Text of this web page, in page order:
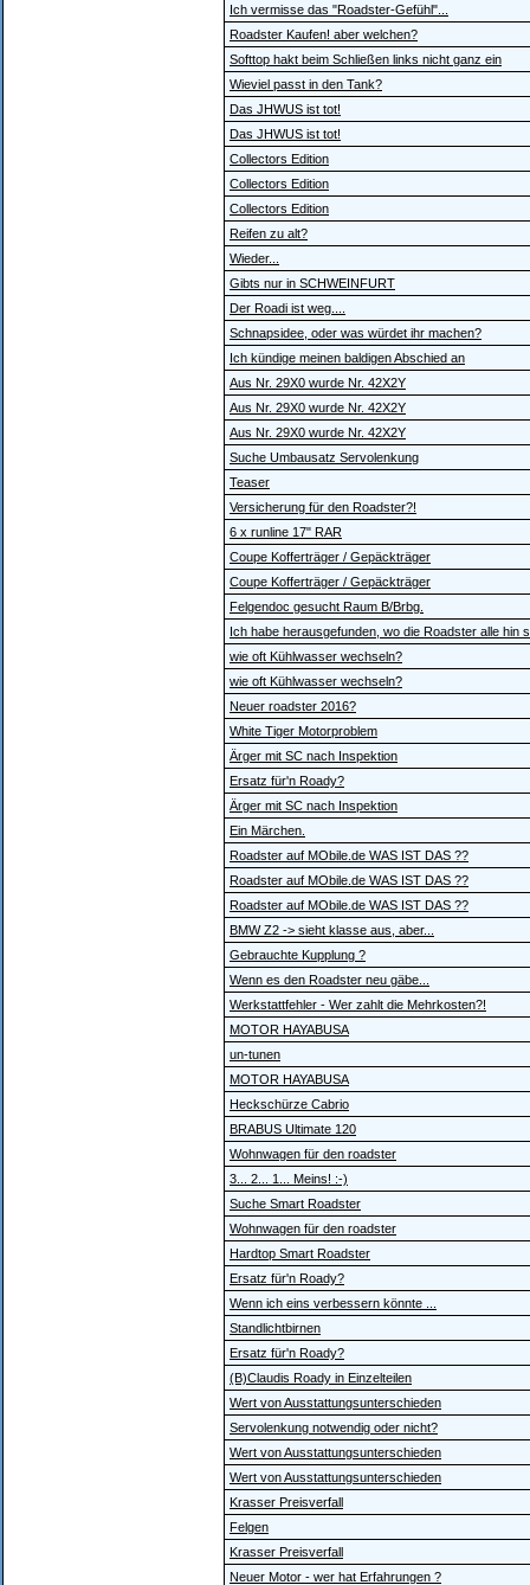
Ich vermisse das "Roadster-Gefühl"...
Roadster Kaufen! aber welchen?
Softtop hakt beim Schließen links nicht ganz ein
Wieviel passt in den Tank?
Das JHWUS ist tot!
Das JHWUS ist tot!
Collectors Edition
Collectors Edition
Collectors Edition
Reifen zu alt?
Wieder...
Gibts nur in SCHWEINFURT
Der Roadi ist weg....
Schnapsidee, oder was würdet ihr machen?
Ich kündige meinen baldigen Abschied an
Aus Nr. 29X0 wurde Nr. 42X2Y
Aus Nr. 29X0 wurde Nr. 42X2Y
Aus Nr. 29X0 wurde Nr. 42X2Y
Suche Umbausatz Servolenkung
Teaser
Versicherung für den Roadster?!
6 x runline 17" RAR
Coupe Kofferträger / Gepäckträger
Coupe Kofferträger / Gepäckträger
Felgendoc gesucht Raum B/Brbg.
Ich habe herausgefunden, wo die Roadster alle hin
wie oft Kühlwasser wechseln?
wie oft Kühlwasser wechseln?
Neuer roadster 2016?
White Tiger Motorproblem
Ärger mit SC nach Inspektion
Ersatz für'n Roady?
Ärger mit SC nach Inspektion
Ein Märchen.
Roadster auf MObile.de WAS IST DAS ??
Roadster auf MObile.de WAS IST DAS ??
Roadster auf MObile.de WAS IST DAS ??
BMW Z2 -> sieht klasse aus, aber...
Gebrauchte Kupplung ?
Wenn es den Roadster neu gäbe...
Werkstattfehler - Wer zahlt die Mehrkosten?!
MOTOR HAYABUSA
un-tunen
MOTOR HAYABUSA
Heckschürze Cabrio
BRABUS Ultimate 120
Wohnwagen für den roadster
3... 2... 1... Meins! :-)
Suche Smart Roadster
Wohnwagen für den roadster
Hardtop Smart Roadster
Ersatz für'n Roady?
Wenn ich eins verbessern könnte ...
Standlichtbirnen
Ersatz für'n Roady?
(B)Claudis Roady in Einzelteilen
Wert von Ausstattungsunterschieden
Servolenkung notwendig oder nicht?
Wert von Ausstattungsunterschieden
Wert von Ausstattungsunterschieden
Krasser Preisverfall
Felgen
Krasser Preisverfall
Neuer Motor - wer hat Erfahrungen ?